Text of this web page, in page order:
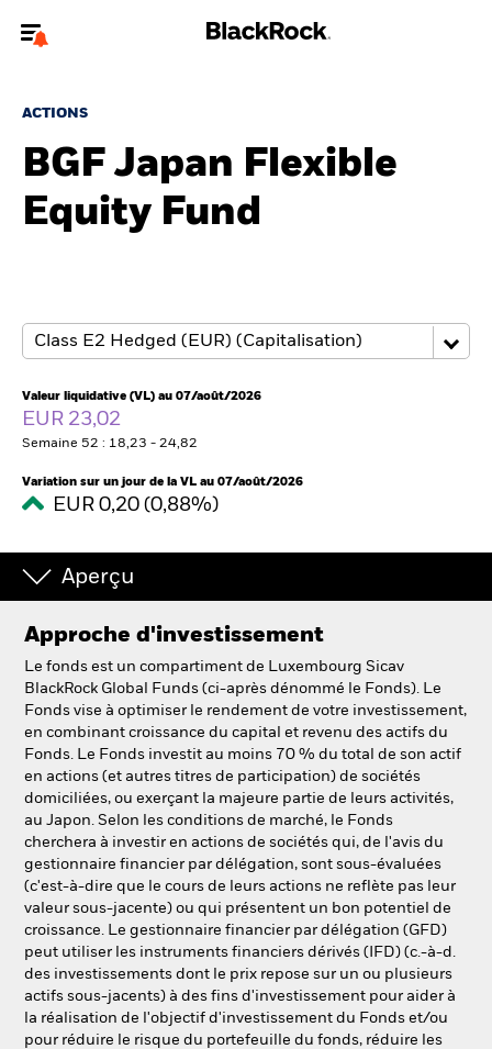
financiers.
jourvotre type d'utilisateur
A propos de BlackRock
Thèmes
ETFs & Fonds indiciels
Documents
Change location
FR
BlackRock
iShares
Aladdin
Notre société
ACTIONS
BGF Japan Flexible
Equity Fund
Valeur liquidative (VL) au 07/août/2026
EUR 23,02
Semaine 52 : 18,23 - 24,82
Variation sur un jour de la VL au 07/août/2026
EUR 0,20 (0,88%)
Aperçu
Approche d'investissement
Le fonds est un compartiment de Luxembourg Sicav
BlackRock Global Funds (ci-après dénommé le Fonds). Le
Fonds vise à optimiser le rendement de votre investissement,
en combinant croissance du capital et revenu des actifs du
Fonds. Le Fonds investit au moins 70 % du total de son actif
en actions (et autres titres de participation) de sociétés
domiciliées, ou exerçant la majeure partie de leurs activités,
au Japon. Selon les conditions de marché, le Fonds
cherchera à investir en actions de sociétés qui, de l'avis du
gestionnaire financier par délégation, sont sous-évaluées
(c'est-à-dire que le cours de leurs actions ne reflète pas leur
valeur sous-jacente) ou qui présentent un bon potentiel de
croissance. Le gestionnaire financier par délégation (GFD)
peut utiliser les instruments financiers dérivés (IFD) (c.-à-d.
des investissements dont le prix repose sur un ou plusieurs
actifs sous-jacents) à des fins d'investissement pour aider à
la réalisation de l'objectif d'investissement du Fonds et/ou
pour réduire le risque du portefeuille du fonds, réduire les